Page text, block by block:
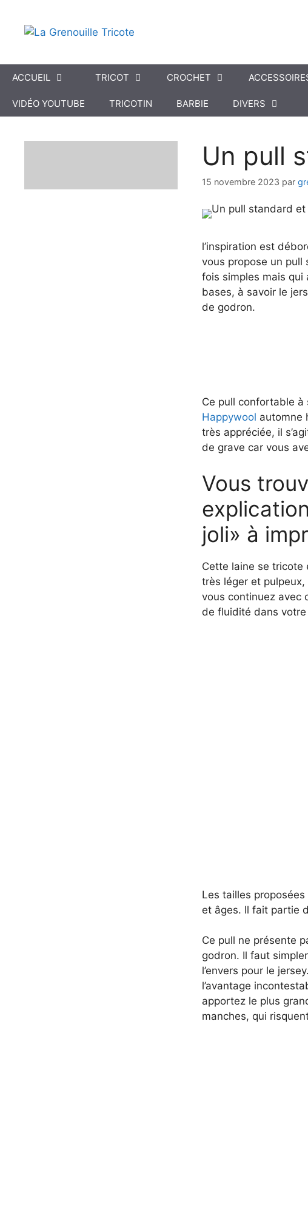
contenu
ACCUEIL TRICOT CROCHET
VIDÉO YOUTUBE TRICOTIN BARBIE DIVERS
Un pull
15 novembre 2023 par
l’inspiration est
vous propose un
fois simples mais
bases, à savoir le
de godron.
Ce pull confortable
Happywool automne
très appréciée, il
de grave car vous
Vous
joli» à
Cette laine se tricote
très léger et
vous continuez avec
de fluidité dans
Les tailles
et âges. Il fait partie
Ce pull ne présente
godron. Il faut
l’envers pour le
l’avantage
apportez le plus
manches, qui